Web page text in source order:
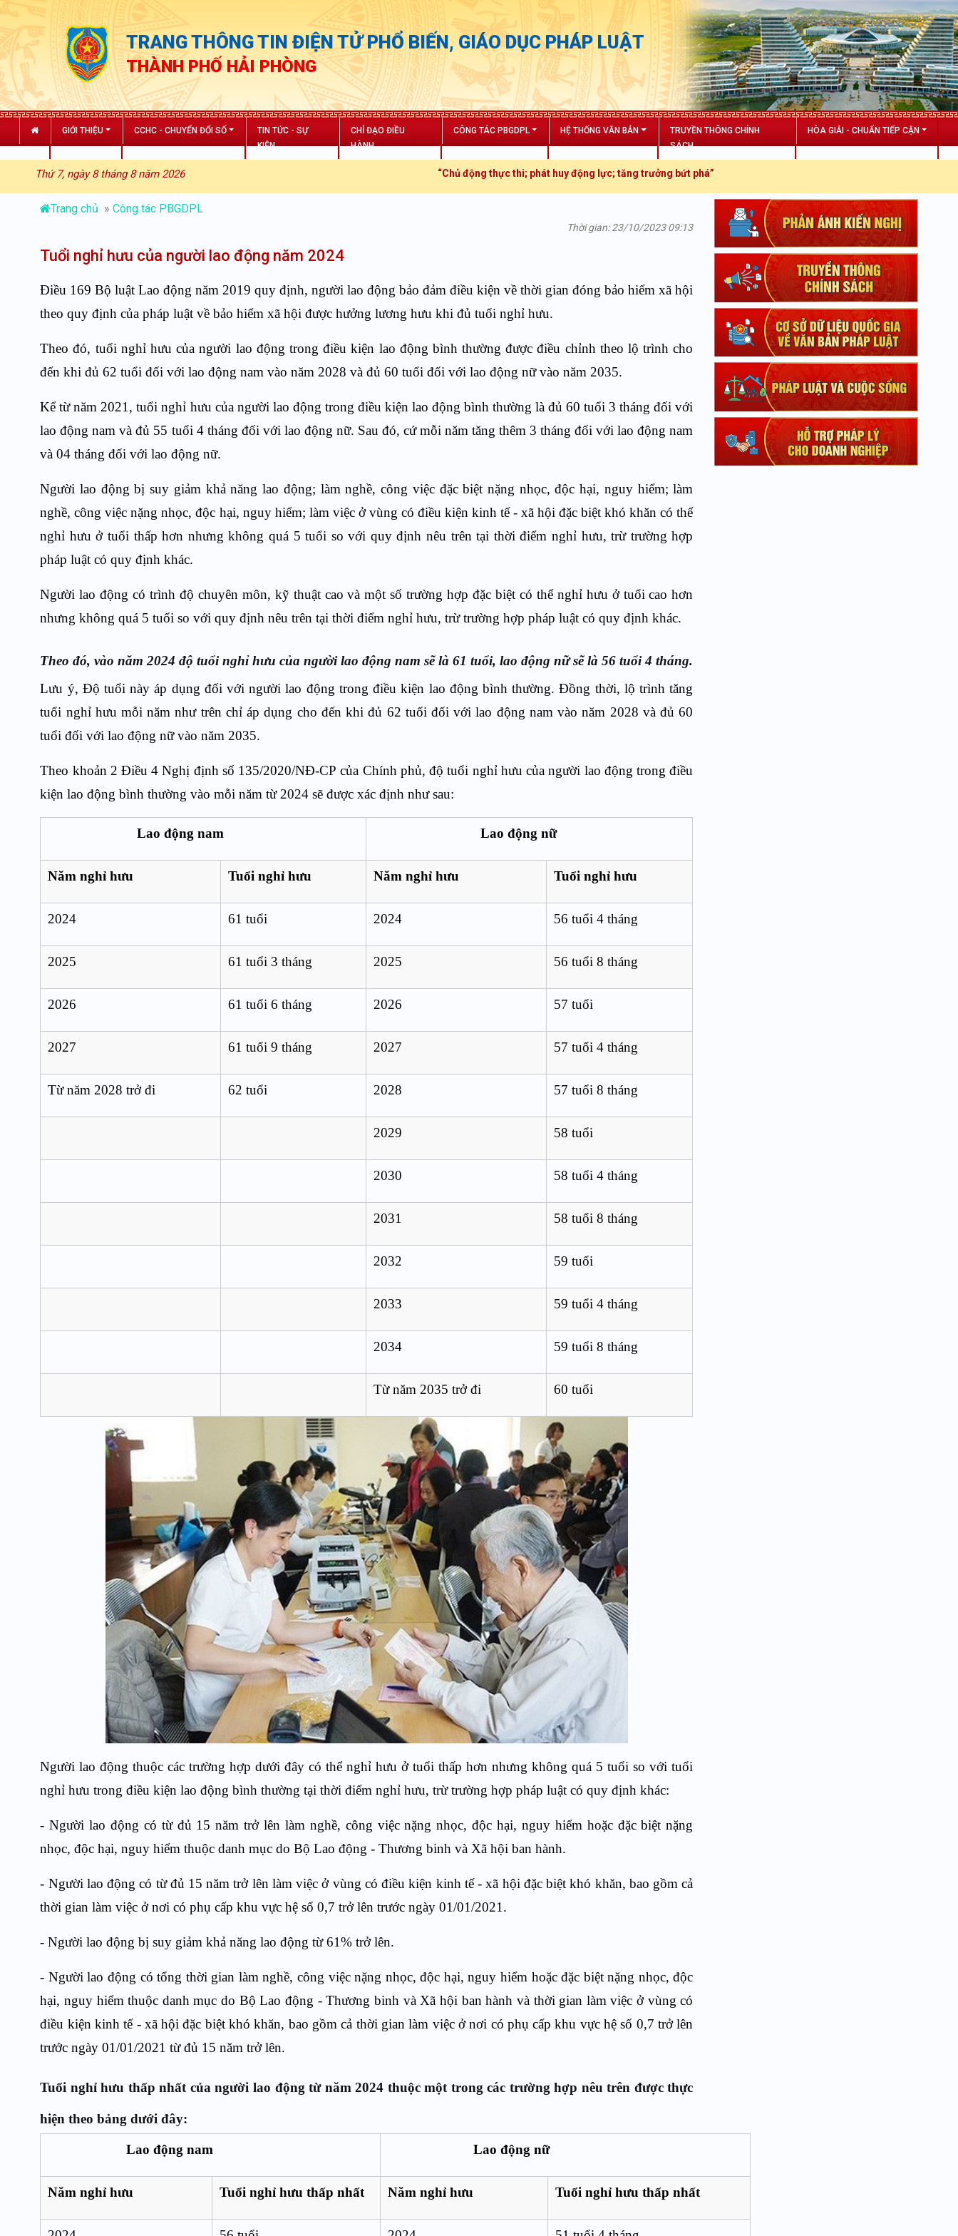
TRANG THÔNG TIN ĐIỆN TỬ PHỔ BIẾN, GIÁO DỤC PHÁP LUẬT
THÀNH PHỐ HẢI PHÒNG
GIỚI THIỆU CCHC - CHUYỂN ĐỔI SỐ
TIN TỨC - SỰ
KIỆN
CHỈ ĐẠO ĐIỀU
HÀNH
CÔNG TÁC PBGDPL HỆ THỐNG VĂN BẢN
TRUYỀN THÔNG CHÍNH
SÁCH
HÒA GIẢI - CHUẨN TIẾP CẬN
Thứ 7, ngày 8 tháng 8 năm 2026 “Chủ động thực thi; phát huy động lực; tăng trưởng bứt phá”
Trang chủ »Công tác PBGDPL
Thời gian: 23/10/2023 09:13
Tuổi nghỉ hưu của người lao động năm 2024
Điều 169 Bộ luật Lao động năm 2019 quy định, người lao động bảo đảm điều kiện về thời gian đóng bảo hiểm xã hội
theo quy định của pháp luật về bảo hiểm xã hội được hưởng lương hưu khi đủ tuổi nghỉ hưu.
Theo đó, tuổi nghỉ hưu của người lao động trong điều kiện lao động bình thường được điều chỉnh theo lộ trình cho
đến khi đủ 62 tuổi đối với lao động nam vào năm 2028 và đủ 60 tuổi đối với lao động nữ vào năm 2035.
Kể từ năm 2021, tuổi nghỉ hưu của người lao động trong điều kiện lao động bình thường là đủ 60 tuổi 3 tháng đối với
lao động nam và đủ 55 tuổi 4 tháng đối với lao động nữ. Sau đó, cứ mỗi năm tăng thêm 3 tháng đối với lao động nam
và 04 tháng đối với lao động nữ.
Người lao động bị suy giảm khả năng lao động; làm nghề, công việc đặc biệt nặng nhọc, độc hại, nguy hiểm; làm
nghề, công việc nặng nhọc, độc hại, nguy hiểm; làm việc ở vùng có điều kiện kinh tế - xã hội đặc biệt khó khăn có thể
nghỉ hưu ở tuổi thấp hơn nhưng không quá 5 tuổi so với quy định nêu trên tại thời điểm nghỉ hưu, trừ trường hợp
pháp luật có quy định khác.
Người lao động có trình độ chuyên môn, kỹ thuật cao và một số trường hợp đặc biệt có thể nghỉ hưu ở tuổi cao hơn
nhưng không quá 5 tuổi so với quy định nêu trên tại thời điểm nghỉ hưu, trừ trường hợp pháp luật có quy định khác.
Theo đó, vào năm 2024 độ tuổi nghỉ hưu của người lao động nam sẽ là 61 tuổi, lao động nữ sẽ là 56 tuổi 4 tháng.
Lưu ý, Độ tuổi này áp dụng đối với người lao động trong điều kiện lao động bình thường. Đồng thời, lộ trình tăng
tuổi nghỉ hưu mỗi năm như trên chỉ áp dụng cho đến khi đủ 62 tuổi đối với lao động nam vào năm 2028 và đủ 60
tuổi đối với lao động nữ vào năm 2035.
Theo khoản 2 Điều 4 Nghị định số 135/2020/NĐ-CP của Chính phủ, độ tuổi nghỉ hưu của người lao động trong điều
kiện lao động bình thường vào mỗi năm từ 2024 sẽ được xác định như sau:
Lao động nam Lao động nữ
Năm nghỉ hưu Tuổi nghỉ hưu Năm nghỉ hưu Tuổi nghỉ hưu
2024 61 tuổi 2024 56 tuổi 4 tháng
2025 61 tuổi 3 tháng 2025 56 tuổi 8 tháng
2026 61 tuổi 6 tháng 2026 57 tuổi
2027 61 tuổi 9 tháng 2027 57 tuổi 4 tháng
Từ năm 2028 trở đi 62 tuổi 2028 57 tuổi 8 tháng
2029 58 tuổi
2030 58 tuổi 4 tháng
2031 58 tuổi 8 tháng
2032 59 tuổi
2033 59 tuổi 4 tháng
2034 59 tuổi 8 tháng
Từ năm 2035 trở đi 60 tuổi
Người lao động thuộc các trường hợp dưới đây có thể nghỉ hưu ở tuổi thấp hơn nhưng không quá 5 tuổi so với tuổi
nghỉ hưu trong điều kiện lao động bình thường tại thời điểm nghỉ hưu, trừ trường hợp pháp luật có quy định khác:
- Người lao động có từ đủ 15 năm trở lên làm nghề, công việc nặng nhọc, độc hại, nguy hiểm hoặc đặc biệt nặng
nhọc, độc hại, nguy hiểm thuộc danh mục do Bộ Lao động - Thương binh và Xã hội ban hành.
- Người lao động có từ đủ 15 năm trở lên làm việc ở vùng có điều kiện kinh tế - xã hội đặc biệt khó khăn, bao gồm cả
thời gian làm việc ở nơi có phụ cấp khu vực hệ số 0,7 trở lên trước ngày 01/01/2021.
- Người lao động bị suy giảm khả năng lao động từ 61% trở lên.
- Người lao động có tổng thời gian làm nghề, công việc nặng nhọc, độc hại, nguy hiểm hoặc đặc biệt nặng nhọc, độc
hại, nguy hiểm thuộc danh mục do Bộ Lao động - Thương binh và Xã hội ban hành và thời gian làm việc ở vùng có
điều kiện kinh tế - xã hội đặc biệt khó khăn, bao gồm cả thời gian làm việc ở nơi có phụ cấp khu vực hệ số 0,7 trở lên
trước ngày 01/01/2021 từ đủ 15 năm trở lên.
Tuổi nghỉ hưu thấp nhất của người lao động từ năm 2024 thuộc một trong các trường hợp nêu trên được thực
hiện theo bảng dưới đây:
Lao động nam Lao động nữ
Năm nghỉ hưu Tuổi nghỉ hưu thấp nhất Năm nghỉ hưu Tuổi nghỉ hưu thấp nhất